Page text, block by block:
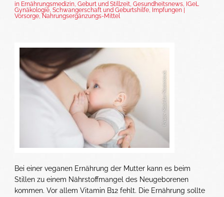
in Ernährungsmedizin, Geburt und Stillzeit, Gesundheitsnews, IGeL
Gynäkologie, Schwangerschaft und Geburtshilfe, Impfungen |
Vorsorge, Nahrungsergänzungs-Mittel
Bei einer veganen Ernährung der Mutter kann es beim
Stillen zu einem Nährstoffmangel des Neugeborenen
kommen. Vor allem Vitamin B12 fehlt. Die Ernährung sollte